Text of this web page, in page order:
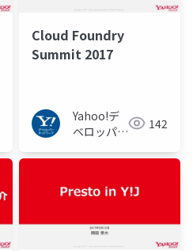
Cloud Foundry
Summit 2017
Yahoo!デ
ベロッパー
ク
142